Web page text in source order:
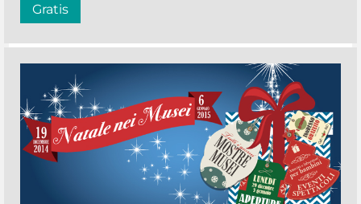
Gratis